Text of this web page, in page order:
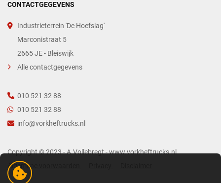
CONTACTGEGEVENS
Industrieterrein 'De Hoefslag'
Marconistraat 5
2665 JE - Bleiswijk
Alle contactgegevens
010 521 32 88
010 521 32 88
info@vorkheftrucks.nl
Copyright © 2023 - A.Vollebregt - www.vorkheftrucks.nl
Algemene voorwaarden